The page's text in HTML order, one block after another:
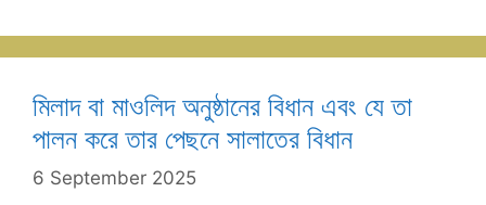
মিলাদ বা মাওলিদ অনুষ্ঠানের বিধান এবং যে তা
পালন করে তার পেছনে সালাতের বিধান
6 September 2025